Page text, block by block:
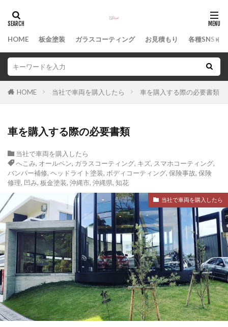
HOME 板金塗装 ガラスコーティング お見積もり 各種SNS
HOME 当社で車両を購入したら 車を購入する際の必要書類
車を購入する際の必要書類
当社で車両を購入したら
へこみ, オールペン, ガラスコーティング, キズ, スマホコーティング,
バンパー補修, ヘッドライト塗装, ボディコーティング, 保険事故, 保険
修理, 凹み, 板金塗装, 沖縄市, 沖縄県, 知花
当社で車両を購入したら
WILLVS 中古車 沖縄県
沖縄市
へこみ
ヘッドライト塗装
キズ
ガラスコーティング
オールペン
アドバイザー
知花
検索